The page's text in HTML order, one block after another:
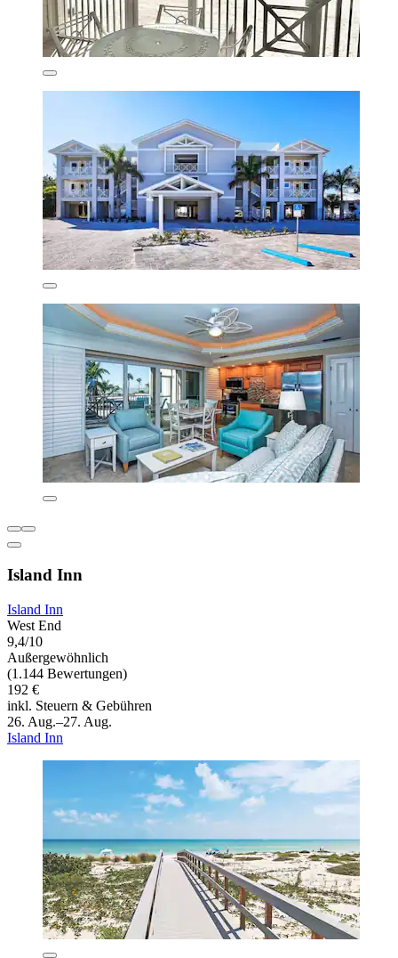
Island Inn
Island Inn
West End
9,4/10
Außergewöhnlich
(1.144 Bewertungen)
192 €
inkl. Steuern & Gebühren
26. Aug.–27. Aug.
Island Inn